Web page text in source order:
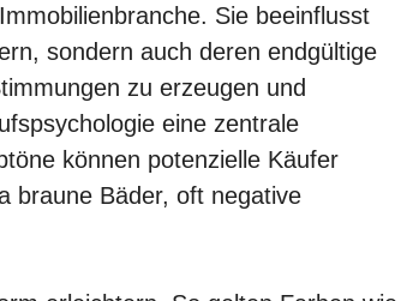
Sie beeinflusst
sondern auch deren endgültige
zu erzeugen und
eine zentrale
können potenzielle Käufer
braune Bäder, oft negative